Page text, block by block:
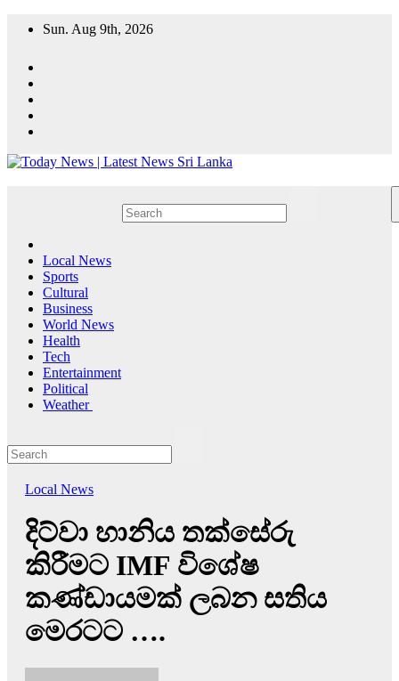
Sun. Aug 9th, 2026
Local News
Sports
Cultural
Business
World News
Health
Tech
Entertainment
Political
Weather
Local News
දිට්වා හානිය තක්සේරු
කිරීමට IMF විශේෂ
කණ්ඩායමක් ලබන සතිය
මෙරටට ….